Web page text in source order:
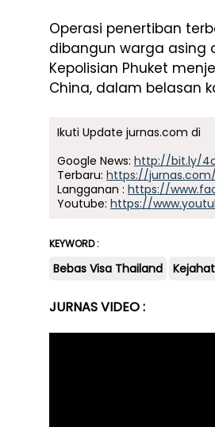
Operasi penertiban
dibangun warga asing
Kepolisian Phuket
China, dalam belasan
Ikuti Update jurnas.com di
Google News: http://bit.ly/
Terbaru: https://
Langganan : https://
Youtube: https://
KEYWORD :
Bebas Visa Thailand
JURNAS VIDEO :